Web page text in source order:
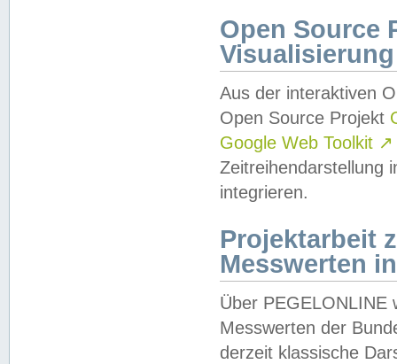
Open Source
Visualisierung
Aus der interaktiven
Open Source Projekt
Google Web Toolkit ↗
Zeitreihendarstellung
integrieren.
Projektarbeit
Messwerten
Über PEGELONLINE
Messwerten der
derzeit klassische